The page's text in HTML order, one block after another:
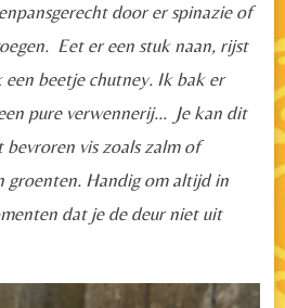
door er spinazie of
Eet er een stuk naan, rijst
beetje chutney. Ik bak er
pure verwennerij... Je kan dit
vis zoals zalm of
groenten. Handig om altijd in
dat je de deur niet uit